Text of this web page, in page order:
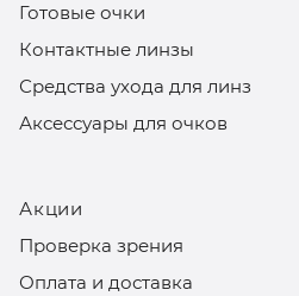
Готовые очки
Контактные линзы
Средства ухода для линз
Аксессуары для очков
Акции
Проверка зрения
Оплата и доставка